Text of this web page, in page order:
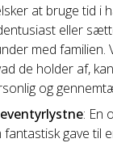
at bruge tid i
eller
med familien.
de holder af,
og
: En
gave til